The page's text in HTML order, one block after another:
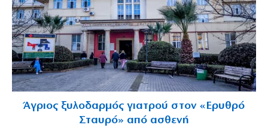
Άγριος ξυλοδαρμός γιατρού στον «Ερυθρό
Σταυρό» από ασθενή